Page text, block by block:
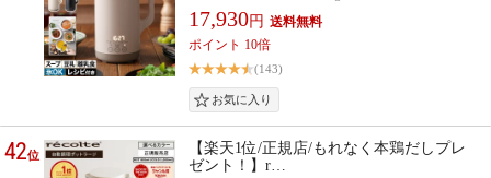
17,930円
ポイント 10倍
(143)
42位
【楽天1位/正規店/もれなく本鶏だしプレ
ゼント！】r…